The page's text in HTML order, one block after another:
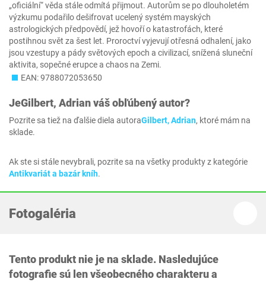
„oficiální“ věda stále odmítá přijmout. Autorům se po dlouholetém
výzkumu podařilo dešifrovat ucelený systém mayských
astrologických předpovědí, jež hovoří o katastrofách, které
postihnou svět za šest let. Proroctví vyjevují otřesná odhalení, jako
jsou vzestupy a pády světových epoch a civilizací, snížená sluneční
aktivita, sopečné erupce a chaos na Zemi.
EAN: 9788072053650
JeGilbert, Adrianváš obľúbený autor?
Pozrite sa tiež na ďalšie diela autoraGilbert, Adrian, ktoré mám na
sklade.
Ak ste si stále nevybrali, pozrite sa na všetky produkty z kategórie
Antikvariát a bazár kníh.
Fotogaléria
Tento produkt nie je na sklade. Nasledujúce
fotografie sú len všeobecného charakteru a